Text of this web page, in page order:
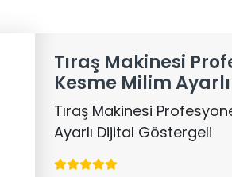
Tıraş Makinesi
Kesme Milim
Tıraş Makinesi
Ayarlı Dijital Göstergeli